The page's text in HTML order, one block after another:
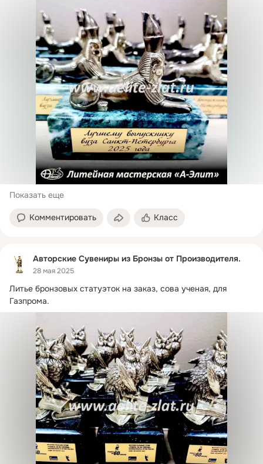
Показать еще
Комментировать Класс
Авторские Сувениры из Бронзы от Производителя.
28 мая 2025
Литье бронзовых статуэток на заказ, сова ученая, для
Газпрома.